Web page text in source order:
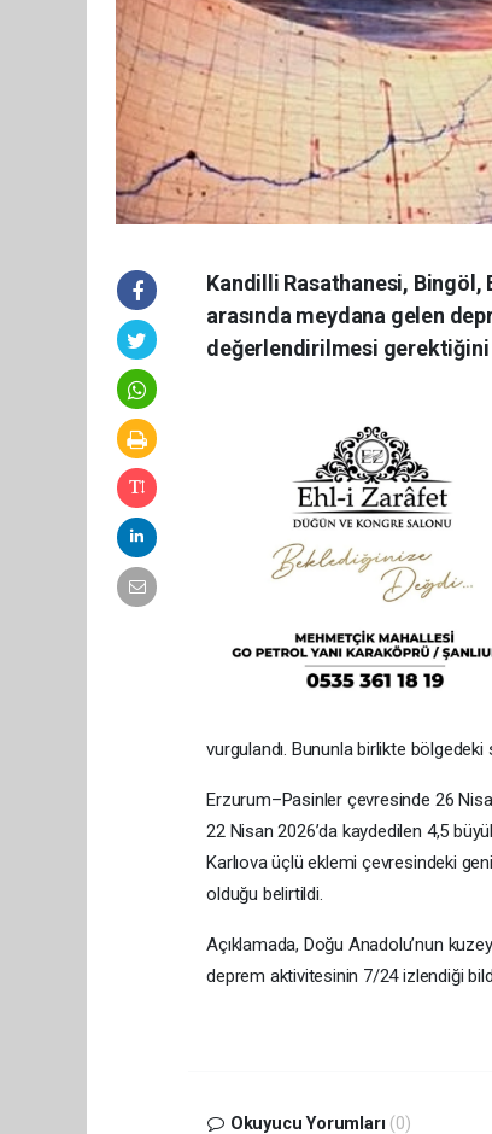
Kandilli Rasathanesi, Bingöl,
arasında meydana gelen
değerlendirilmesi gerektiğini
vurgulandı. Bununla birlikte
Erzurum–Pasinler çevresinde 26
22 Nisan 2026’da kaydedilen 4,5
Karlıova üçlü eklemi çevresindeki
olduğu belirtildi.
Açıklamada, Doğu Anadolu’nun
deprem aktivitesinin 7/24 izlendiği
Okuyucu Yorumları (0)